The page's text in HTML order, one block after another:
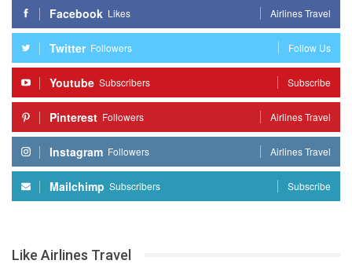
Facebook Likes Airlines Travel
Twitter Followers Follow Us
Youtube Subscribers Subscribe
Pinterest Followers Airlines Travel
Instagram Followers Airlines Travel
Mailchimp Subscribers Subscribe
Like Airlines Travel